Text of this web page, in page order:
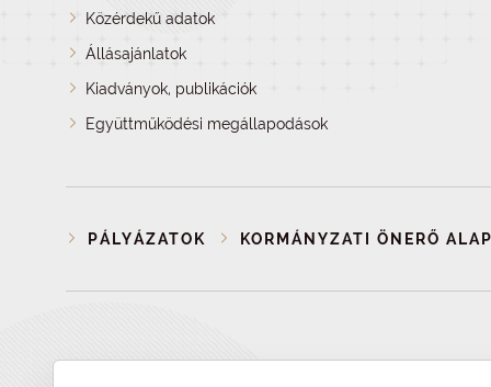
Közérdekű adatok
Állásajánlatok
Kiadványok, publikációk
Együttműködési megállapodások
PÁLYÁZATOK KORMÁNYZATI ÖNERŐ ALAP